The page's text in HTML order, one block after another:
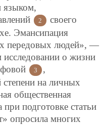
языком,
2
своего
Эмансипация
передовых людей», —
о жизни
3
,
степени на личных
общественная
подготовке статьи
опросила многих